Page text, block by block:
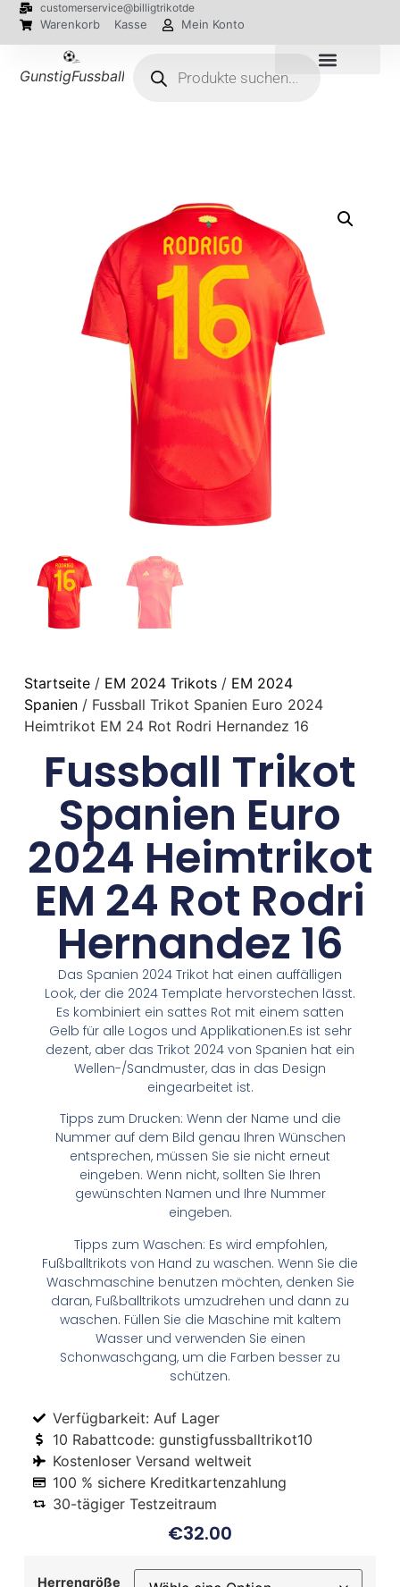
customerservice@billigtrikotde
Warenkorb Kasse Mein Konto
GunstigFussballTrikot
Startseite/ EM 2024 Trikots/ EM 2024
Spanien/ Fussball Trikot Spanien Euro 2024
Heimtrikot EM 24 Rot Rodri Hernandez 16
Fussball Trikot
Spanien Euro
2024 Heimtrikot
EM 24 Rot Rodri
Hernandez 16
Das Spanien 2024 Trikot hat einen auffälligen
Look, der die 2024 Template hervorstechen lässt.
Es kombiniert ein sattes Rot mit einem satten
Gelb für alle Logos und Applikationen.Es ist sehr
dezent, aber das Trikot 2024 von Spanien hat ein
Wellen-/Sandmuster, das in das Design
eingearbeitet ist.
Tipps zum Drucken: Wenn der Name und die
Nummer auf dem Bild genau Ihren Wünschen
entsprechen, müssen Sie sie nicht erneut
eingeben. Wenn nicht, sollten Sie Ihren
gewünschten Namen und Ihre Nummer
eingeben.
Tipps zum Waschen: Es wird empfohlen,
Fußballtrikots von Hand zu waschen. Wenn Sie die
Waschmaschine benutzen möchten, denken Sie
daran, Fußballtrikots umzudrehen und dann zu
waschen. Füllen Sie die Maschine mit kaltem
Wasser und verwenden Sie einen
Schonwaschgang, um die Farben besser zu
schützen.
Verfügbarkeit: Auf Lager
10 Rabattcode: gunstigfussballtrikot10
Kostenloser Versand weltweit
100 % sichere Kreditkartenzahlung
30-tägiger Testzeitraum
€32.00
Herrengröße